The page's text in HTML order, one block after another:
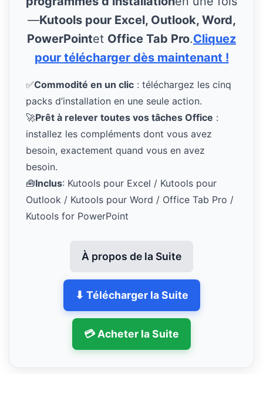
—Kutools pour Excel, Outlook, Word,
PowerPointet Office Tab Pro.Cliquez
pour télécharger dès maintenant !
✅Commodité en un clic : téléchargez les cinq
packs d’installation en une seule action.
🚀Prêt à relever toutes vos tâches Office :
installez les compléments dont vous avez
besoin, exactement quand vous en avez
besoin.
🧰Inclus: Kutools pour Excel / Kutools pour
Outlook / Kutools pour Word / Office Tab Pro /
Kutools for PowerPoint
À propos de la Suite
⬇ Télécharger la Suite
💳 Acheter la Suite